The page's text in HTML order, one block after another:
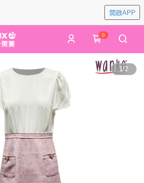
開啟APP
0
1/2